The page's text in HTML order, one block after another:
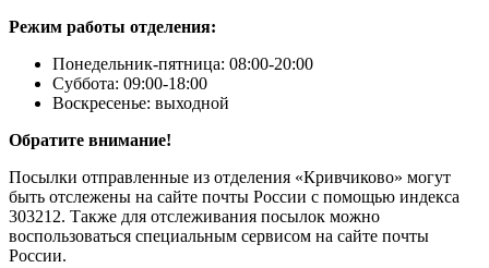
Режим работы отделения:
Понедельник-пятница: 08:00-20:00
Суббота: 09:00-18:00
Воскресенье: выходной
Обратите внимание!
Посылки отправленные из отделения «Кривчиково» могут
быть отслежены на сайте почты России с помощью индекса
303212. Также для отслеживания посылок можно
воспользоваться специальным сервисом на сайте почты
России.